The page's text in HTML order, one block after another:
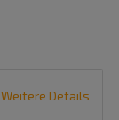
Weitere Details